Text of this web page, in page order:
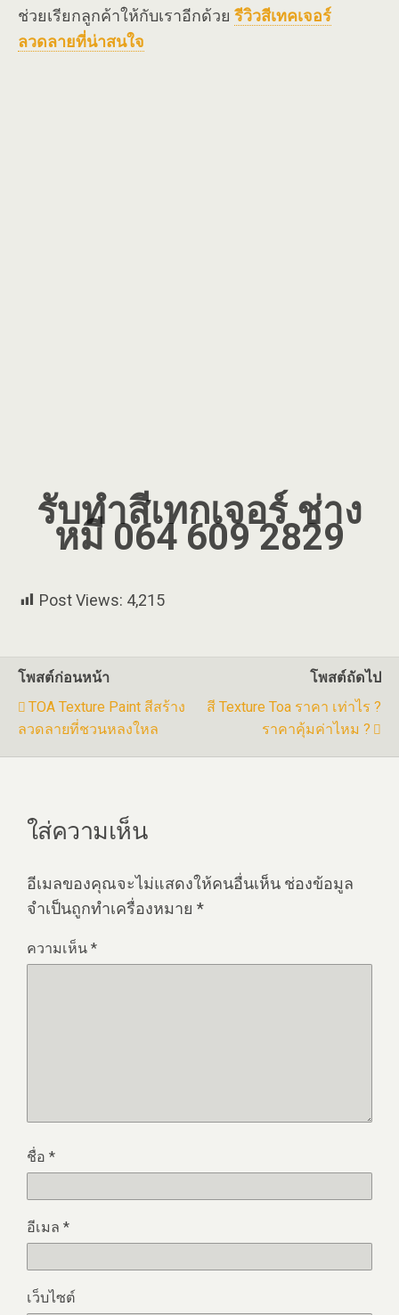
ช่วยเรียกลูกค้าให้กับเราอีกด้วย รีวิวสีเทคเจอร์
ลวดลายที่น่าสนใจ
รับทำสีเทกเจอร์ ช่าง
หมี 064 609 2829
Post Views: 4,215
โพสต์ก่อนหน้า
TOA Texture Paint สีสร้าง
ลวดลายที่ชวนหลงใหล
โพสต์ถัดไป
สี Texture Toa ราคา เท่าไร ?
ราคาคุ้มค่าไหม ?
ใส่ความเห็น
อีเมลของคุณจะไม่แสดงให้คนอื่นเห็น ช่องข้อมูล
จำเป็นถูกทำเครื่องหมาย *
ความเห็น *
ชื่อ *
อีเมล *
เว็บไซต์